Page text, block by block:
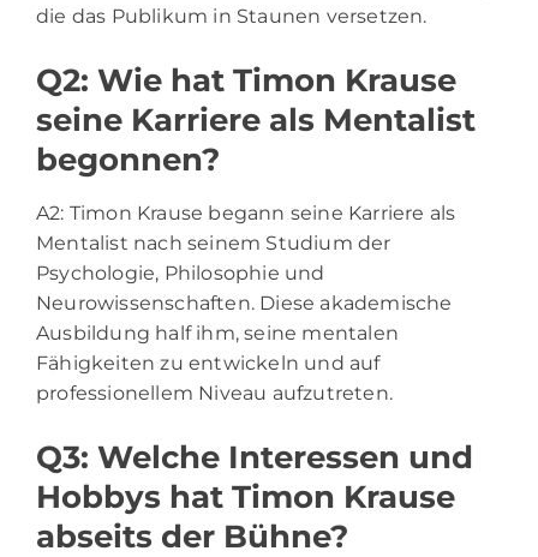
die das Publikum in Staunen versetzen.
Q2: Wie hat Timon Krause
seine Karriere als Mentalist
begonnen?
A2: Timon Krause begann seine Karriere als
Mentalist nach seinem Studium der
Psychologie, Philosophie und
Neurowissenschaften. Diese akademische
Ausbildung half ihm, seine mentalen
Fähigkeiten zu entwickeln und auf
professionellem Niveau aufzutreten.
Q3: Welche Interessen und
Hobbys hat Timon Krause
abseits der Bühne?